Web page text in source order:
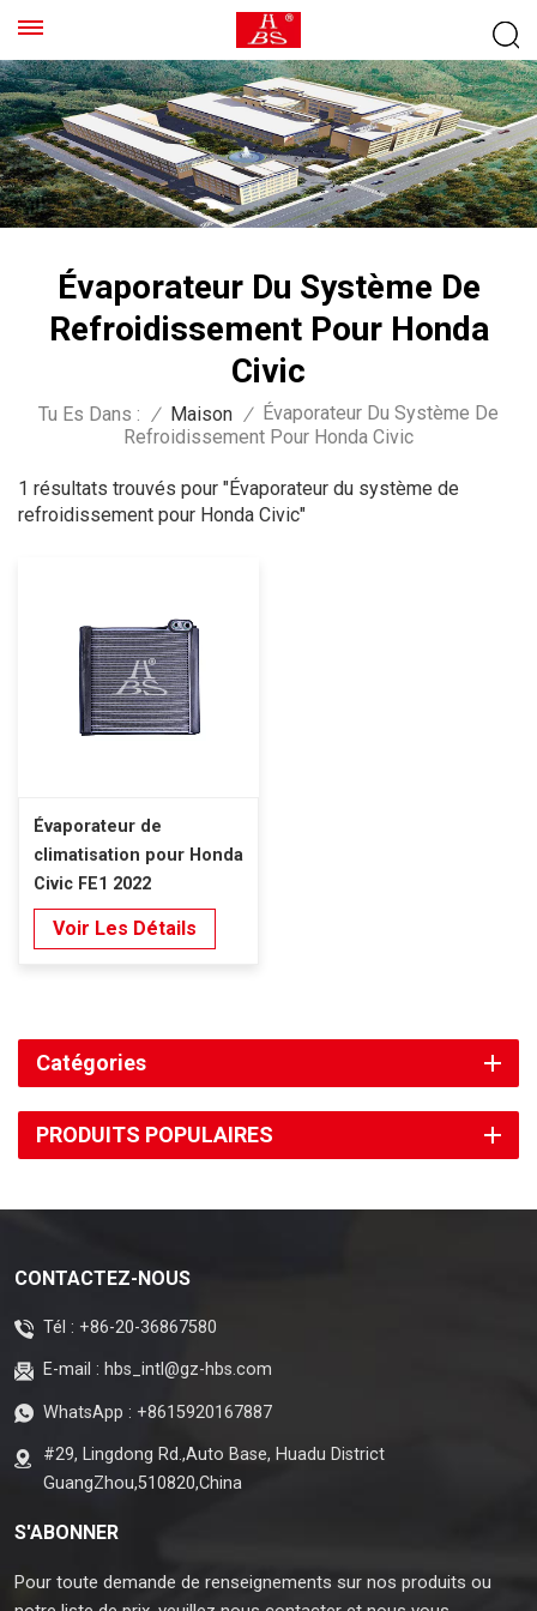
Évaporateur Du Système De
Refroidissement Pour Honda
Civic
Tu Es Dans : / Maison /
Évaporateur Du Système De
Refroidissement Pour Honda Civic
1 résultats trouvés pour "Évaporateur du système de
refroidissement pour Honda Civic"
Évaporateur de
climatisation pour Honda
Civic FE1 2022
Voir Les Détails
Catégories
PRODUITS POPULAIRES
CONTACTEZ-NOUS
Tél : +86-20-36867580
E-mail : hbs_intl@gz-hbs.com
WhatsApp : +8615920167887
#29, Lingdong Rd.,Auto Base, Huadu District
GuangZhou,510820,China
S'ABONNER
Pour toute demande de renseignements sur nos produits ou